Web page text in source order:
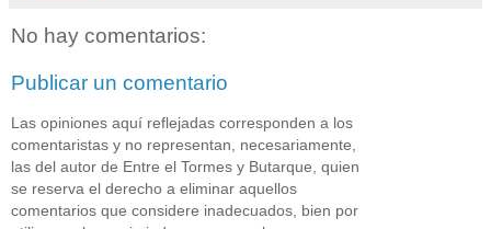
No hay comentarios:
Publicar un comentario
Las opiniones aquí reflejadas corresponden a los
comentaristas y no representan, necesariamente,
las del autor de Entre el Tormes y Butarque, quien
se reserva el derecho a eliminar aquellos
comentarios que considere inadecuados, bien por